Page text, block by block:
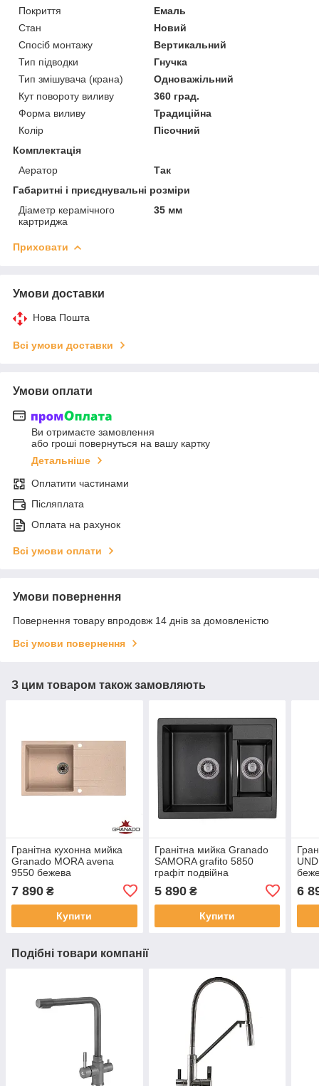
Покриття
Емаль
Стан
Новий
Спосіб монтажу
Вертикальний
Тип підводки
Гнучка
Тип змішувача (крана)
Одноважільний
Кут повороту виливу
360 град.
Форма виливу
Традиційна
Колір
Пісочний
Комплектація
Аератор
Так
Габаритні і приєднувальні розміри
Діаметр керамічного
картриджа
35 мм
Приховати
Умови доставки
Нова Пошта
Всі умови доставки
Умови оплати
Ви отримаєте замовлення
або гроші повернуться на вашу картку
Детальніше
Оплатити частинами
Післяплата
Оплата на рахунок
Всі умови оплати
Умови повернення
Повернення товару впродовж 14 днів за домовленістю
Всі умови повернення
З цим товаром також замовляють
Гранітна кухонна мийка
Granado MORA avena
9550 бежева
7 890 ₴
Купити
Гранітна мийка Granado
SAMORA grafito 5850
графіт подвійна
5 890₴
Купити
6
Подібні товари компанії